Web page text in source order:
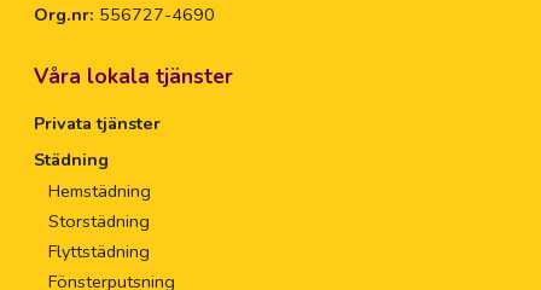
Org.nr: 556727-4690
Våra lokala tjänster
Privata tjänster
Städning
Hemstädning
Storstädning
Flyttstädning
Fönsterputsning